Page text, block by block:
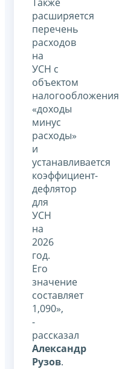
расширяется
перечень
расходов
на
УСН с
объектом
налогообложения
«доходы
минус
расходы»
и
устанавливается
коэффициент-
дефлятор
для
УСН
на
2026
год.
Его
значение
составляет
1,090»,
-
рассказал
Александр
Рузов.